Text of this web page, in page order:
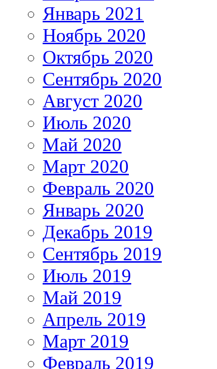
Январь 2021
Ноябрь 2020
Октябрь 2020
Сентябрь 2020
Август 2020
Июль 2020
Май 2020
Март 2020
Февраль 2020
Январь 2020
Декабрь 2019
Сентябрь 2019
Июль 2019
Май 2019
Апрель 2019
Март 2019
Февраль 2019